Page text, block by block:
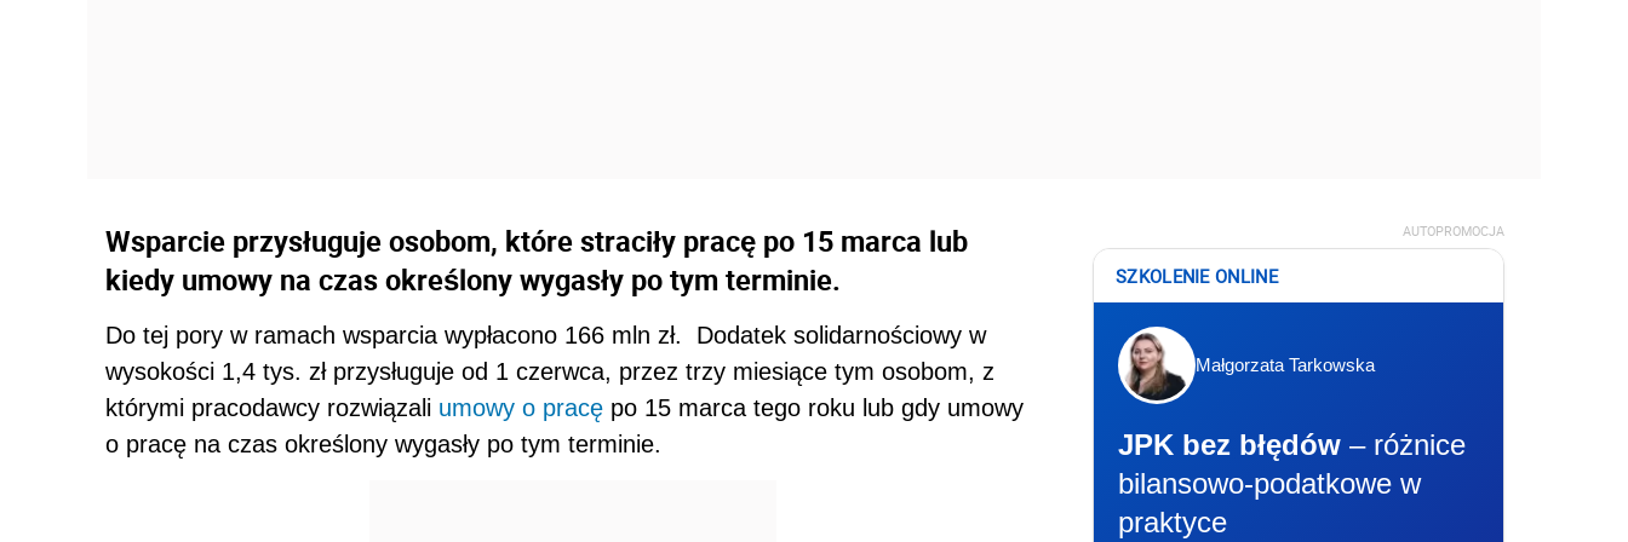
Wsparcie przysługuje osobom, które straciły pracę po 15 marca lub
kiedy umowy na czas określony wygasły po tym terminie.
Do tej pory w ramach wsparcia wypłacono 166 mln zł. Dodatek solidarnościowy w
wysokości 1,4 tys. zł przysługuje od 1 czerwca, przez trzy miesiące tym osobom, z
którymi pracodawcy rozwiązali umowy o pracę po 15 marca tego roku lub gdy umowy
o pracę na czas określony wygasły po tym terminie.
AUTOPROMOCJA
SZKOLENIE ONLINE
Małgorzata Tarkowska
JPK bez błędów – różnice
bilansowo-podatkowe w
praktyce